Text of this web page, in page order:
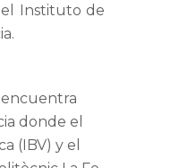
Instituto de
encuentra
donde el
(IBV) y el